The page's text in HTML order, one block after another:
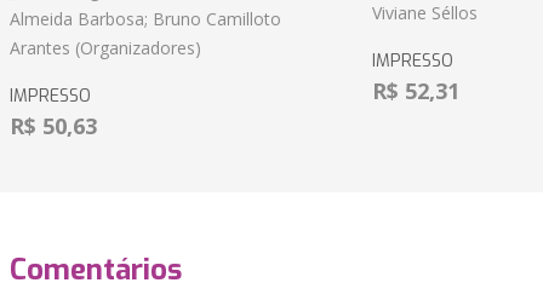
Almeida Barbosa; Bruno Camilloto
Arantes (Organizadores)
IMPRESSO
R$ 50,63
Viviane Séllos
IMPRESSO
R$ 52,31
Comentários